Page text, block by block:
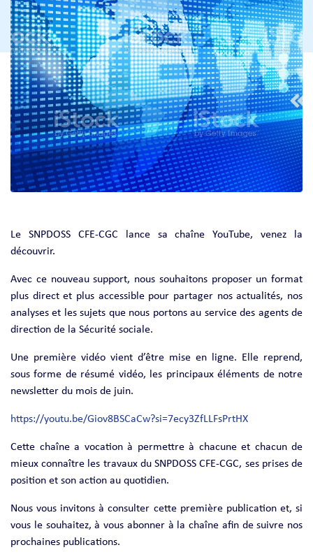
Le SNPDOSS CFE-CGC lance sa chaîne YouTube, venez la
découvrir.
Avec ce nouveau support, nous souhaitons proposer un format
plus direct et plus accessible pour partager nos actualités, nos
analyses et les sujets que nous portons au service des agents de
direction de la Sécurité sociale.
Une première vidéo vient d’être mise en ligne. Elle reprend,
sous forme de résumé vidéo, les principaux éléments de notre
newsletter du mois de juin.
https://youtu.be/Giov8BSCaCw?si=7ecy3ZfLLFsPrtHX
Cette chaîne a vocation à permettre à chacune et chacun de
mieux connaître les travaux du SNPDOSS CFE-CGC, ses prises de
position et son action au quotidien.
Nous vous invitons à consulter cette première publication et, si
vous le souhaitez, à vous abonner à la chaîne afin de suivre nos
prochaines publications.